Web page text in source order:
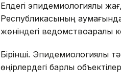
Елдегі эпидемиологиялық
Республикасының
жөніндегі ведомствоаралық
​Бірінші. Эпидемиологиялық
өңірлердегі барлық